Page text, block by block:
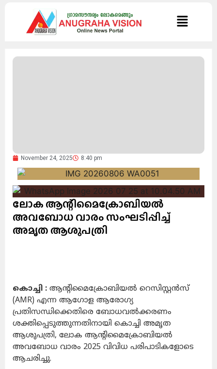
November 24, 2025 8:40 pm
ലോക ആന്റിമൈക്രോബിയൽ
അവബോധ വാരം സംഘടിപ്പിച്ച്
അമൃത ആശുപത്രി
കൊച്ചി : ആന്റിമൈക്രോബിയൽ റെസിസ്റ്റൻസ്
(AMR) എന്ന ആഗോള ആരോഗ്യ
പ്രതിസന്ധിക്കെതിരെ ബോധവൽക്കരണം
ശക്തിപ്പെടുത്തുന്നതിനായി കൊച്ചി അമൃത
ആശുപത്രി, ലോക ആന്റിമൈക്രോബിയൽ
അവബോധ വാരം 2025 വിവിധ പരിപാടികളോടെ
ആചരിച്ചു.